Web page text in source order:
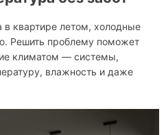
в квартире летом, холодные
Решить проблему поможет
климатом — системы,
влажность и даже